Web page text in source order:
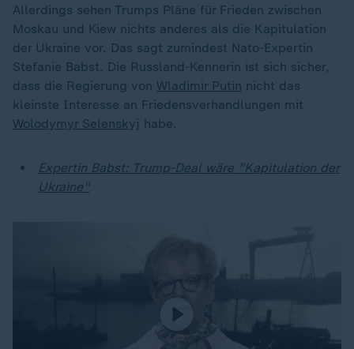
Allerdings sehen Trumps Pläne für Frieden zwischen
Moskau und Kiew nichts anderes als die Kapitulation
der Ukraine vor. Das sagt zumindest Nato-Expertin
Stefanie Babst. Die Russland-Kennerin ist sich sicher,
dass die Regierung von Wladimir Putin nicht das
kleinste Interesse an Friedensverhandlungen mit
Wolodymyr Selenskyj habe.
Expertin Babst: Trump-Deal wäre "Kapitulation der
Ukraine"